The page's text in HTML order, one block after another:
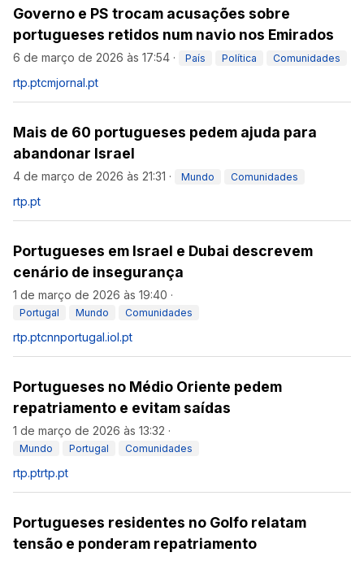
Governo e PS trocam acusações sobre
portugueses retidos num navio nos Emirados
6 de março de 2026 às 17:54 · País Política Comunidades
rtp.ptcmjornal.pt
Mais de 60 portugueses pedem ajuda para
abandonar Israel
4 de março de 2026 às 21:31 · Mundo Comunidades
rtp.pt
Portugueses em Israel e Dubai descrevem
cenário de insegurança
1 de março de 2026 às 19:40 ·
Portugal Mundo Comunidades
rtp.ptcnnportugal.iol.pt
Portugueses no Médio Oriente pedem
repatriamento e evitam saídas
1 de março de 2026 às 13:32 ·
Mundo Portugal Comunidades
rtp.ptrtp.pt
Portugueses residentes no Golfo relatam
tensão e ponderam repatriamento